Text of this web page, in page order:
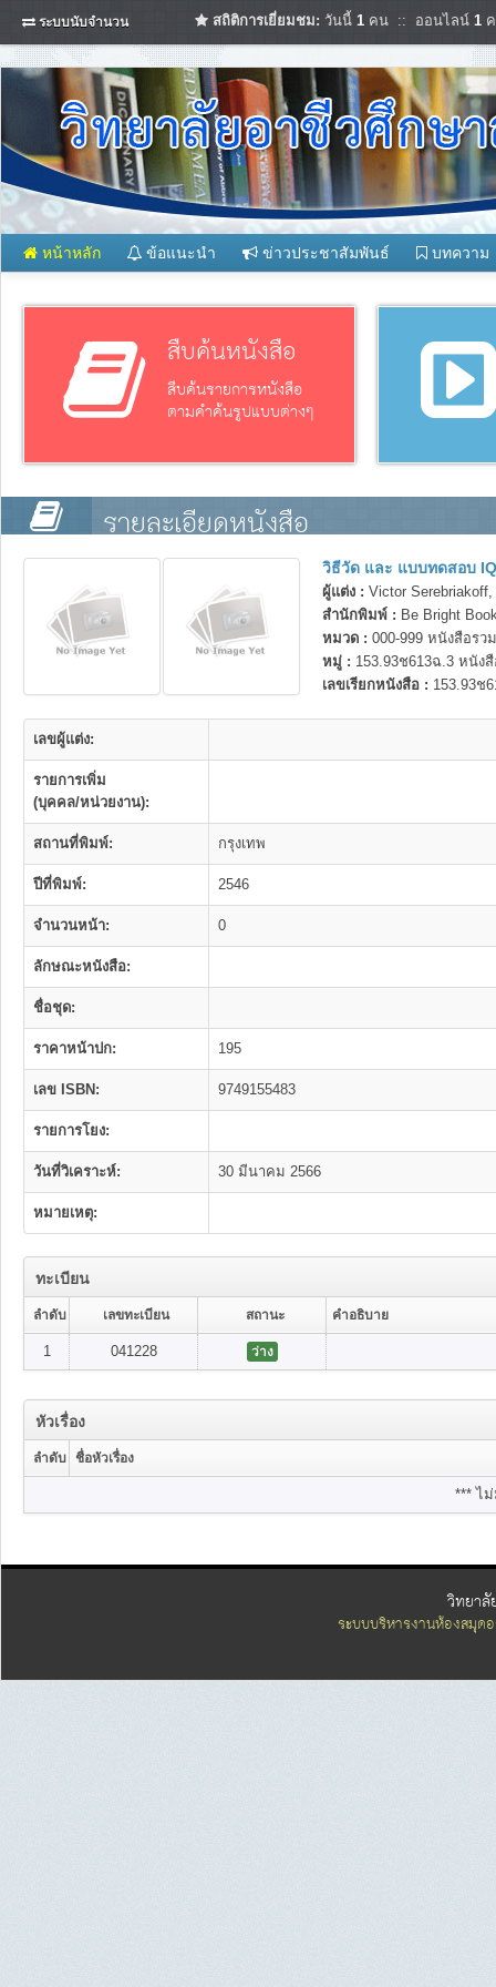
ระบบนับจำนวน สถิติการเยี่ยมชม: วันนี้ 1 คน :: ออนไลน์ 1
หน้าหลัก ข้อแนะนำ ข่าวประชาสัมพันธ์ บทความ
สืบค้นหนังสือ
สืบค้นรายการหนังสือ
ตามคำค้นรูปแบบต่างๆ
รายละเอียดหนังสือ
วิธีวัด และ แบบทดสอบ
ผู้แต่ง : Victor Serebriakoff,
สำนักพิมพ์ : Be Bright
หมวด : 000-999 หนังสือรว
หมู่ : 153.93ช613ฉ.3 หนัง
เลขเรียกหนังสือ : 153.93ช
เลขผู้แต่ง:
รายการเพิ่ม
(บุคคล/หน่วยงาน):
สถานที่พิมพ์: กรุงเทพ
ปีที่พิมพ์: 2546
จำนวนหน้า: 0
ลักษณะหนังสือ:
ชื่อชุด:
ราคาหน้าปก: 195
เลข ISBN: 9749155483
รายการโยง:
วันที่วิเคราะห์: 30 มีนาคม 2566
หมายเหตุ:
ทะเบียน
ลำดับ เลขทะเบียน สถานะ คำอธิบาย
1 041228 ว่าง
หัวเรื่อง
ลำดับ ชื่อหัวเรื่อง
*** ไ
วิทยาลั
ระบบบริหารงานห้องสมุด